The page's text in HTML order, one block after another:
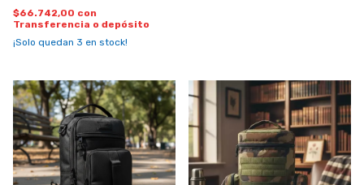
$66.742,00 con
Transferencia o depósito
¡Solo quedan 3 en stock!